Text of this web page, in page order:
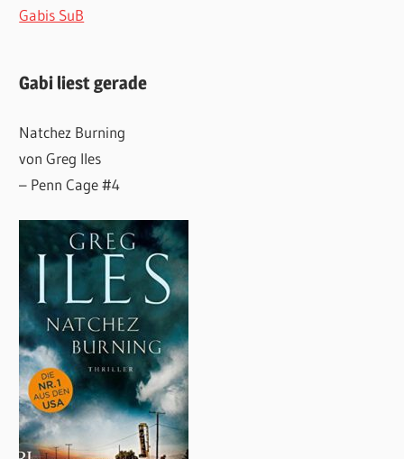
Gabis SuB
Gabi liest gerade
Natchez Burning
von Greg Iles
– Penn Cage #4